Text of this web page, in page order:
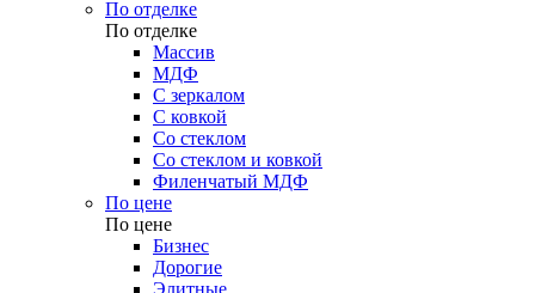
По отделке
По отделке
Массив
МДФ
С зеркалом
С ковкой
Со стеклом
Со стеклом и ковкой
Филенчатый МДФ
По цене
По цене
Бизнес
Дорогие
Элитные